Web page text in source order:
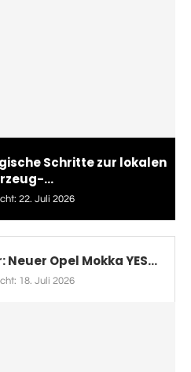
Schritte zur lokalen
...
22. Juli 2026
Opel Mokka YES...
18. Juli 2026